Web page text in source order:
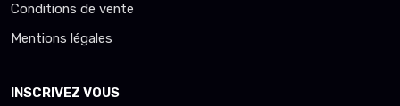
Conditions de vente
Mentions légales
INSCRIVEZ VOUS